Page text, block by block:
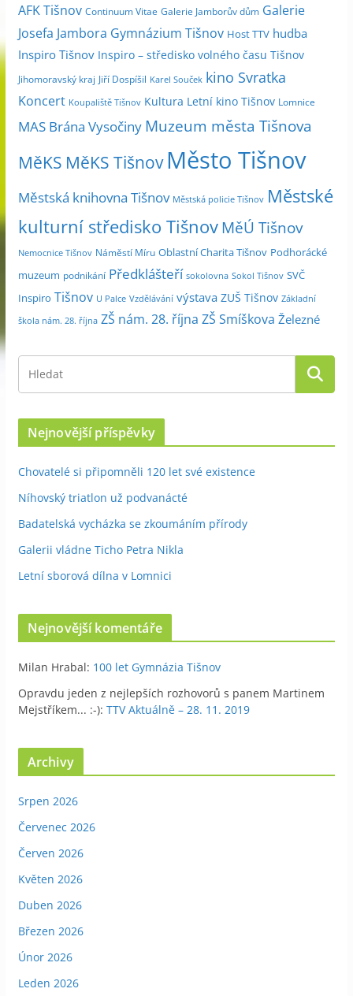
v
d
l
e
m
s
í
e
AFK Tišnov Continuum Vitae Galerie Jamborův dům Galerie
Josefa Jambora Gymnázium Tišnov Host TTV hudba
Inspiro Tišnov Inspiro – středisko volného času Tišnov
Jihomoravský kraj Jiří Dospíšil Karel Souček kino Svratka
Koncert Koupaliště Tišnov Kultura Letní kino Tišnov Lomnice
MAS Brána Vysočiny Muzeum města Tišnova
MěKS MěKS Tišnov Město Tišnov
Městská knihovna Tišnov Městská policie Tišnov Městské
kulturní středisko Tišnov MěÚ Tišnov
Nemocnice Tišnov Náměstí Míru Oblastní Charita Tišnov Podhorácké
muzeum podnikání Předklášteří sokolovna Sokol Tišnov SVČ
Inspiro Tišnov U Palce Vzdělávání výstava ZUŠ Tišnov Základní
škola nám. 28. října ZŠ nám. 28. října ZŠ Smíškova Železné
Nejnovější příspěvky
Chovatelé si připomněli 120 let své existence
Níhovský triatlon už podvanácté
Badatelská vycházka se zkoumáním přírody
Galerii vládne Ticho Petra Nikla
Letní sborová dílna v Lomnici
Nejnovější komentáře
Milan Hrabal: 100 let Gymnázia Tišnov
Opravdu jeden z nejlepších rozhovorů s panem Martinem
Mejstříkem... :-): TTV Aktuálně – 28. 11. 2019
Archivy
Srpen 2026
Červenec 2026
Červen 2026
Květen 2026
Duben 2026
Březen 2026
Únor 2026
Leden 2026